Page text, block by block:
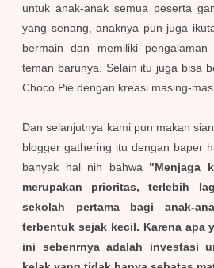
untuk anak-anak semua peserta
yang senang, anaknya pun juga
bermain dan memiliki
teman barunya. Selain itu juga bisa
Choco Pie dengan kreasi masing-
Dan selanjutnya kami pun makan
blogger gathering itu dengan baper
banyak hal nih bahwa "Menjaga
merupakan prioritas, terlebih
sekolah pertama bagi anak-
terbentuk sejak kecil. Karena apa
ini sebenrnya adalah investasi